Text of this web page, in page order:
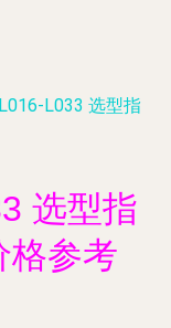
L033 选型指
选型指
格参考